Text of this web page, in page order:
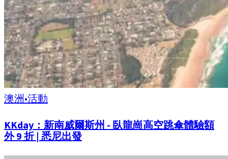
澳洲•活動
KKday：新南威爾斯州 - 臥龍崗高空跳傘體驗額
外 9 折 | 悉尼出發